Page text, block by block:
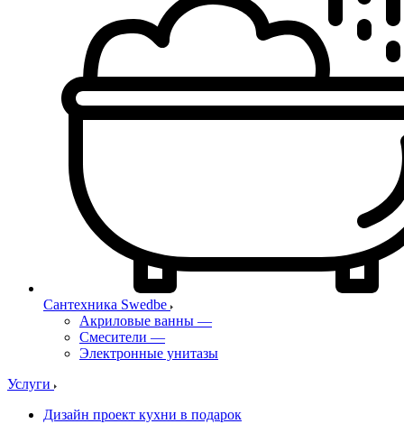
Сантехника Swedbe
Акриловые ванны —
Смесители —
Электронные унитазы
Услуги
Дизайн проект кухни в подарок